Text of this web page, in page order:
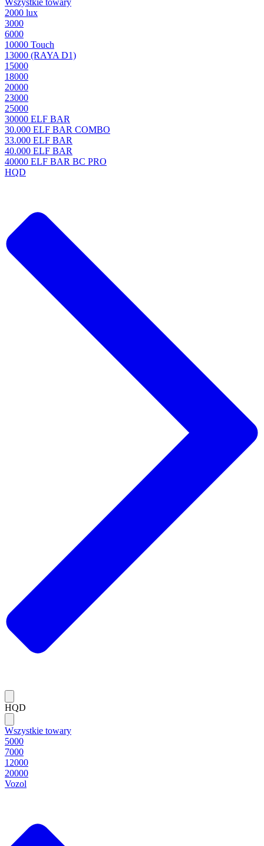
Wszystkie towary
2000 lux
3000
6000
10000 Touch
13000 (RAYA D1)
15000
18000
20000
23000
25000
30000 ELF BAR
30.000 ELF BAR COMBO
33.000 ELF BAR
40.000 ELF BAR
40000 ELF BAR BC PRO
HQD
HQD
Wszystkie towary
5000
7000
12000
20000
Vozol